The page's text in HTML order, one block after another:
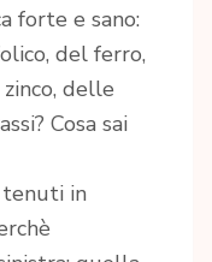
forte e sano:
del ferro,
delle
Cosa sai
tenuti in